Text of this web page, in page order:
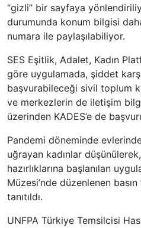
“gizli” bir sayfaya
durumunda konum bilgisi
numara ile paylaşılabiliyor.
SES Eşitlik, Adalet, Kadın
göre uygulamada, şiddet
başvurabileceği sivil toplum
ve merkezlerin de iletişim
üzerinden KADES’e de
Pandemi döneminde
uğrayan kadınlar
hazırlıklarına başlanılan
Müzesi’nde düzenlenen
tanıtıldı.
UNFPA Türkiye Temsilcisi